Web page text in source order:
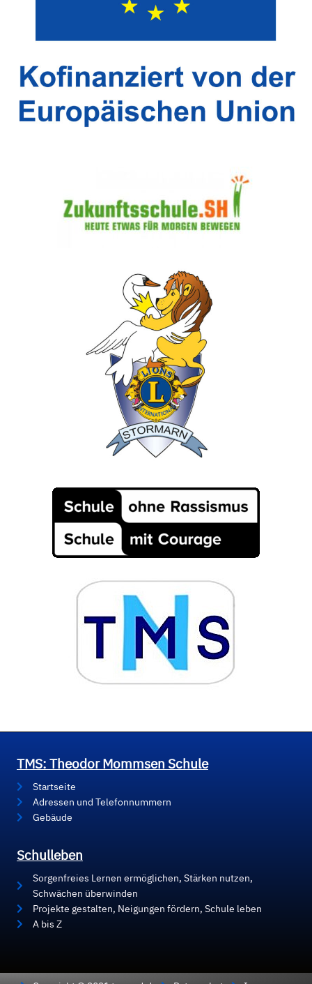
TMS: Theodor Mommsen Schule
Startseite
Adressen und Telefonnummern
Gebäude
Schulleben
Sorgenfreies Lernen ermöglichen, Stärken nutzen,
Schwächen überwinden
Projekte gestalten, Neigungen fördern, Schule leben
A bis Z